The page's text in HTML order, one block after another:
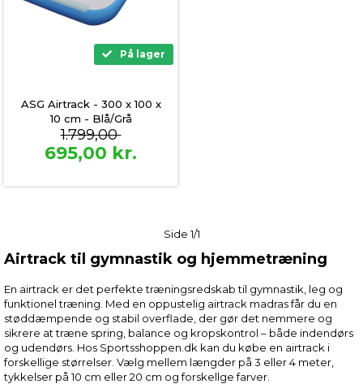
På lager
ASG Airtrack - 300 x 100 x
10 cm - Blå/Grå
1.799,00
695,00 kr.
Side 1/1
Airtrack til gymnastik og hjemmetræning
En airtrack er det perfekte træningsredskab til gymnastik, leg og
funktionel træning. Med en oppustelig airtrack madras får du en
støddæmpende og stabil overflade, der gør det nemmere og
sikrere at træne spring, balance og kropskontrol – både indendørs
og udendørs. Hos Sportsshoppen.dk kan du købe en airtrack i
forskellige størrelser. Vælg mellem længder på 3 eller 4 meter,
tykkelser på 10 cm eller 20 cm og forskellge farver.